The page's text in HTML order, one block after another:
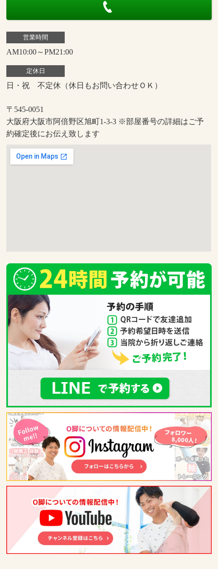
営業時間
AM10:00～PM21:00
定休日
日・祝 不定休（休日もお問い合わせＯＫ）
〒545-0051
大阪府大阪市阿倍野区旭町1-3-3 ※部屋番号の詳細はご予
約確定後にお伝え致します